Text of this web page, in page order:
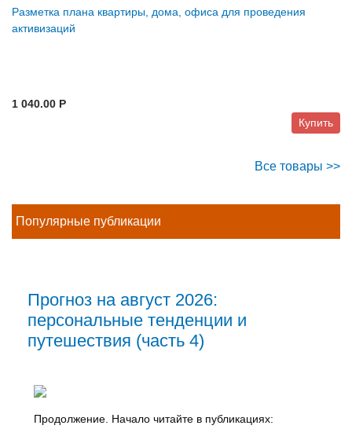
Разметка плана квартиры, дома, офиса для проведения
активизаций
1 040.00 P
Купить
Все товары >>
Популярные публикации
Прогноз на август 2026:
персональные тенденции и
путешествия (часть 4)
Продолжение. Начало читайте в публикациях: